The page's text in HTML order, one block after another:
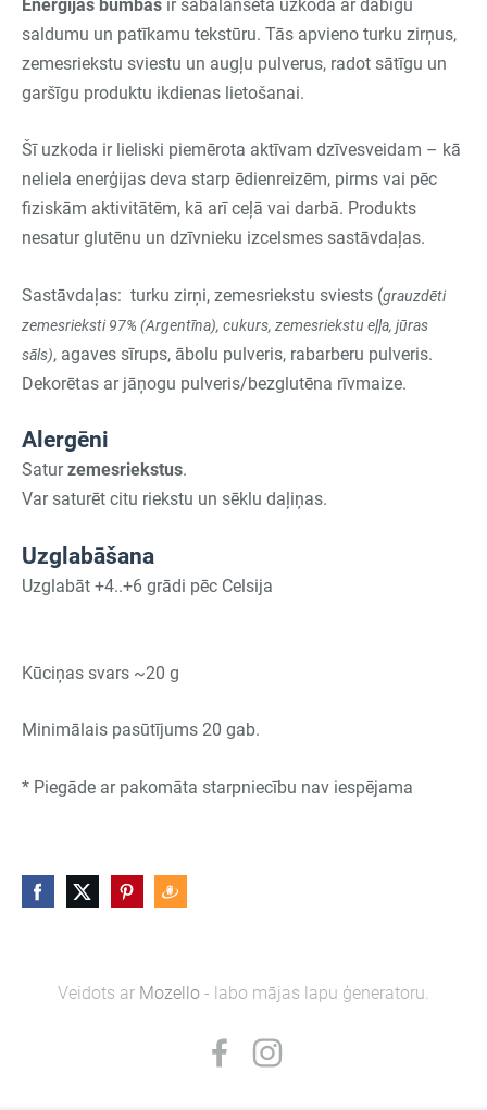
Enerģijas bumbas ir sabalansēta uzkoda ar dabīgu
saldumu un patīkamu tekstūru. Tās apvieno turku zirņus,
zemesriekstu sviestu un augļu pulverus, radot sātīgu un
garšīgu produktu ikdienas lietošanai.
Šī uzkoda ir lieliski piemērota aktīvam dzīvesveidam – kā
neliela enerģijas deva starp ēdienreizēm, pirms vai pēc
fiziskām aktivitātēm, kā arī ceļā vai darbā. Produkts
nesatur glutēnu un dzīvnieku izcelsmes sastāvdaļas.
Sastāvdaļas: turku zirņi, zemesriekstu sviests (grauzdēti
zemesrieksti 97% (Argentīna), cukurs, zemesriekstu eļļa, jūras
sāls), agaves sīrups, ābolu pulveris, rabarberu pulveris.
Dekorētas ar jāņogu pulveris/bezglutēna rīvmaize.
Alergēni
Saturzemesriekstus.
Var saturēt citu riekstu un sēklu daļiņas.
Uzglabāšana
Uzglabāt +4..+6 grādi pēc Celsija
Kūciņas svars ~20 g
Minimālais pasūtījums 20 gab.
* Piegāde ar pakomāta starpniecību nav iespējama
Veidots ar Mozello - labo mājas lapu ģeneratoru.